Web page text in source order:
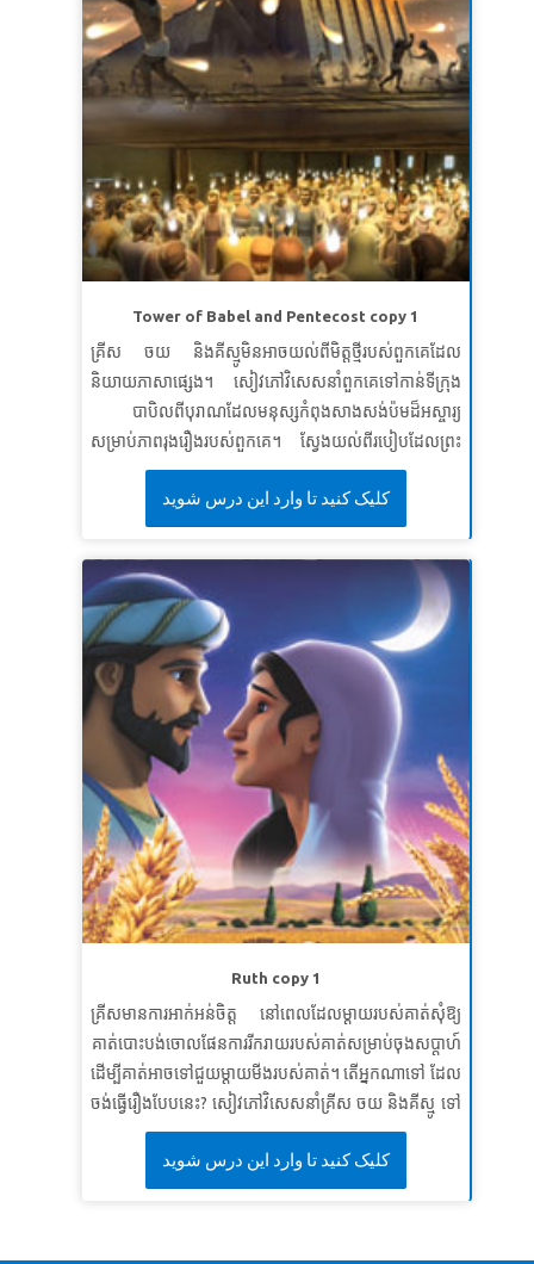
សេចក្តីពិតវិសេស៖ការ​អ្វី​ដែល​ព្រះ​ធ្វើ​មិន​កើត នោះ​គ្មាន​ឡើយ។
ខគម្ពីរវិសេស៖
“ដ្បិត​ការ​អ្វី​ដែល​ព្រះ​ទ្រង់​ធ្វើ​ពុំ​បាន នោះ​គ្មាន​សោះ​
ឡើយ”លូកា ១:៣៧
មេរៀនទី ២៖ព្រះបន្ទូលរបស់ព្រះមិនដែលផុតឡើយ
សេចក្តីពិតវិសេស៖
ព្រះបន្ទូលរបស់ព្រះមិនដែលផុតឡើយ។
សេចក្តីពិតវិសេស៖ នាង​មាន​ពរ​ហើយ ដោយ​នាង​បាន​ជឿ ដ្បិត​
សេចក្ដី​ដែល​ព្រះ​អម្ចាស់​មាន​បន្ទូល​មក​នាង នោះ​នឹង​បាន​សំរេច​
ជា​មិន​ខាន។លូកា ១:៤៥
មេរៀនទី ៣: ការជឿទុកចិត្តលើសេចក្តីសន្យារបស់ព្រះ
ខ្ញុំអាចជឿទុកចិត្តលើសេចក្តីសន្យារបស់
ព្រះ។
ខគម្ពីរវិសេស៖«តាំងពីយូរយារមកហើយព្រះអម្ចាស់បានសន្យា
ដោយពាក្យរបស់ហោរាដ៏បរិសុទ្ធរបស់ទ្រង់ថានឹងសង្គ្រោះ
យើង»លូកា ១: ៧០-៧១
Tower of Babel and Pentecost copy 1
គ្រីស ចយ និងគីស្មូមិនអាចយល់ពីមិត្តថ្មីរបស់ពួកគេដែល
និយាយភាសាផ្សេង។ សៀវភៅវិសេសនាំពួកគេទៅកាន់ទីក្រុង
បាបិលពីបុរាណដែលមនុស្សកំពុងសាងសង់ប៉មដ៏អស្ចារ្យ
សម្រាប់ភាពរុងរឿងរបស់ពួកគេ។ ស្វែងយល់ពីរបៀបដែលព្រះ
បានបញ្ឈប់ពួកគេ - បន្ទាប់មកពីរបៀបដែលទ្រង់បាននាំមនុស្ស
រួមគ្នាសម្រាប់សិរីរុងរឿងរបស់ទ្រង់ជាច្រើនឆ្នាំក្រោយមកនៅថ្ងៃ
បុណ្យទី ៥០ ។ កុមាររៀនបានថាសេចក្តីស្រលាញ់របស់
ព្រះជាម្ចាស់អាចនាំយើងឆ្លងផុតជញ្ជាំងបាន។។
មេរៀនទី ១ៈ អំណាចនៃការរួបរួម
សេចក្តីពិតវិសេស៖មានអំណាចក្នុងការរួមគ្នា។
ខគម្ពីរវិសេស៖រួច​ព្រះយេហូវ៉ា​ទ្រង់​មាន​ព្រះបន្ទូល​ថា មើល គេ​ជា​
ពួក​តែ​១ ក៏​និយាយ​ភាសា​តែ​១ គេ​ចាប់​ផ្តើម​ធ្វើ​អំពើ​យ៉ាង​ដូច្នេះ​ហ្ន៎
ឥឡូវ​នេះ គ្មាន​អ្វី​នឹង​ឃាត់​មិន​ឲ្យ​គេ​ធ្វើ​កើត​តាម​បំណង​ចិត្ត​នោះ​
ទេ ។ នេះ​គ្រាន់តែ​ជា​ការ​ចាប់ផ្តើមទេ។ បន្តិចទៀតពួកគេនឹងអាច
ធ្វើអ្វីដែលពួកគេចង់បាន។
លោកុប្បត្តិ ១១: ៦ (CEV)
មេរៀនទី ២៖ សូមស្វែងរកភាពបរិសុទ្ធ
សេចក្តីពិតវិសេស៖ខ្ញុំនឹងដេញតាមព្រះវិញ្ញាណបរិសុទ្ធ។
ខគម្ពីរវិសេស៖កាល​បុណ្យ​ថ្ងៃ​ទី​៥០​បាន​មក​ដល់ នោះ​គេ​មាន​ចិត្ត​
ព្រម​ព្រៀង​ប្រជុំ​ទាំង​អស់​គ្នា នៅ​កន្លែង​តែ​១។កិច្ចការ ២: ១
មេរៀនទី ៣៖ ការរួបរួមនៃព្រះវិញ្ញាណ
សេចក្តីពិតវិសេស៖ព្រះនាំមកនូវការរួបរួមគ្នាតាមរយៈព្រះ
វិញ្ញាណរបស់ទ្រង់។
ខគម្ពីរវិសេស៖នោះ​ចូរ​បំពេញ​សេចក្តី​អំណរ​របស់​ខ្ញុំ ដោយ​អ្នក​
ហើយ​គិត​តែ​ផ្លូវ​១​ដូច​គ្នា​ចុះ ”ភីលីព ២: ២
کلیک کنید تا وارد این درس شوید
Ruth copy 1
គ្រីសមានការអាក់អន់ចិត្ត នៅពេលដែលម្តាយរបស់គាត់សុំឱ្យ
គាត់បោះបង់ចោលផែនការរីករាយរបស់គាត់សម្រាប់ចុងសប្តាហ៍
ដើម្បីគាត់អាចទៅជួយ​ម្ដាយមីងរបស់គាត់។ តើអ្នកណាទៅ ដែល
ចង់ធ្វើរឿងបែបនេះ? សៀវភៅវិសេសនាំគ្រីស ចយ និងគីស្មូ ទៅ
ភូមិបេថ្លេហិមពីបុរាណ។ ពួកគេជួបស្ត្រីមេម៉ាយវ័យក្មេងម្នាក់
ឈ្មោះ​ នាងរស់ ដែលលះបង់គ្រួសារ និងស្រុកកំណើត ដើម្បី
បម្រើម្តាយក្មេក គឺនាងន៉ាអូមី។ កុមាររៀនពីព្រះពរនិងរង្វាន់ នៃ
کلیک کنید تا وارد این درس شوید